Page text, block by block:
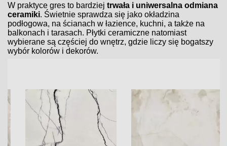
W praktyce gres to bardziejtrwała i uniwersalna odmiana
ceramiki. Świetnie sprawdza się jako okładzina
podłogowa, na ścianach w łazience, kuchni, a także na
balkonach i tarasach. Płytki ceramiczne natomiast
wybierane są częściej do wnętrz, gdzie liczy się bogatszy
wybór kolorów i dekorów.